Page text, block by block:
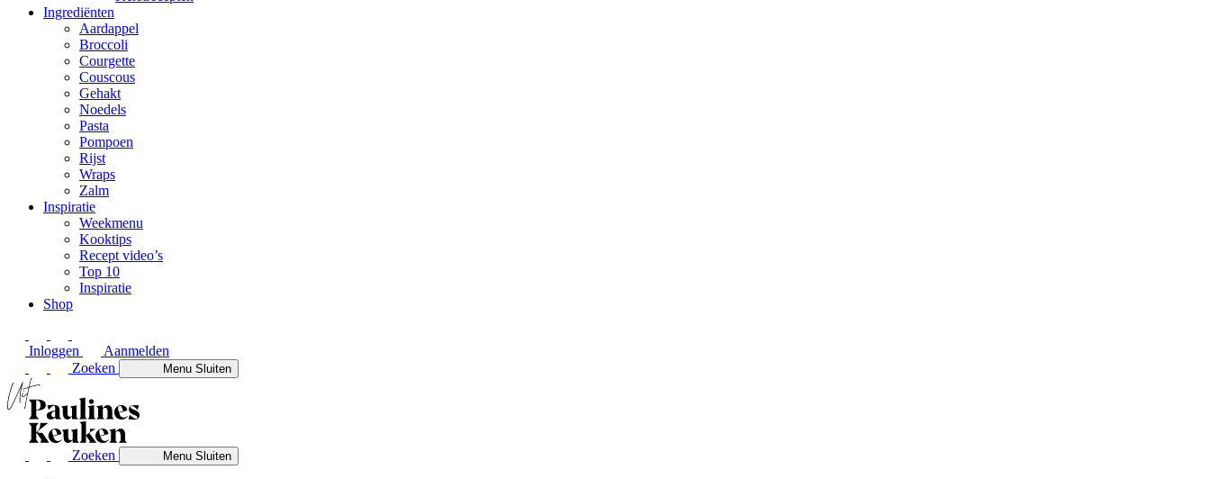
Ingrediënten
Aardappel
Broccoli
Courgette
Couscous
Gehakt
Noedels
Pasta
Pompoen
Rijst
Wraps
Zalm
Inspiratie
Weekmenu
Kooktips
Recept video’s
Top 10
Inspiratie
Shop
Inloggen
Aanmelden
Zoeken
MenuSluiten
Zoeken MenuSluiten